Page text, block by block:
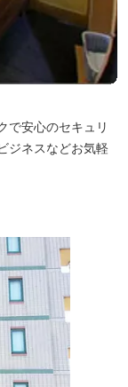
で安心のセキュリ
ジネスなどお気軽